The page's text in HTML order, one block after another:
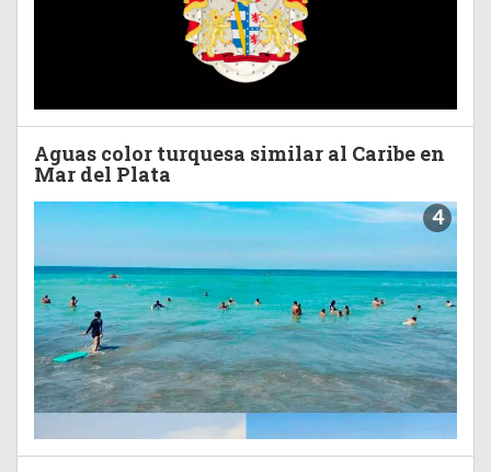
Aguas color turquesa similar al Caribe en
Mar del Plata
4